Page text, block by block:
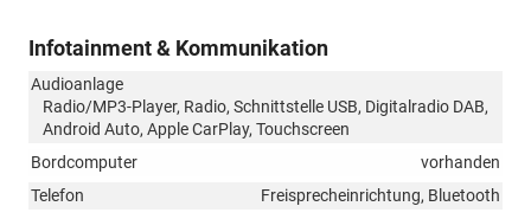
Infotainment & Kommunikation
Audioanlage
Radio/MP3-Player, Radio, Schnittstelle USB, Digitalradio DAB,
Android Auto, Apple CarPlay, Touchscreen
Bordcomputer
vorhanden
Telefon
Freisprecheinrichtung, Bluetooth